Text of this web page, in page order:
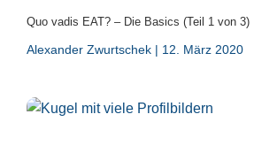
Quo vadis EAT? – Die Basics (Teil 1 von 3)
Alexander Zwurtschek 12. März 2020